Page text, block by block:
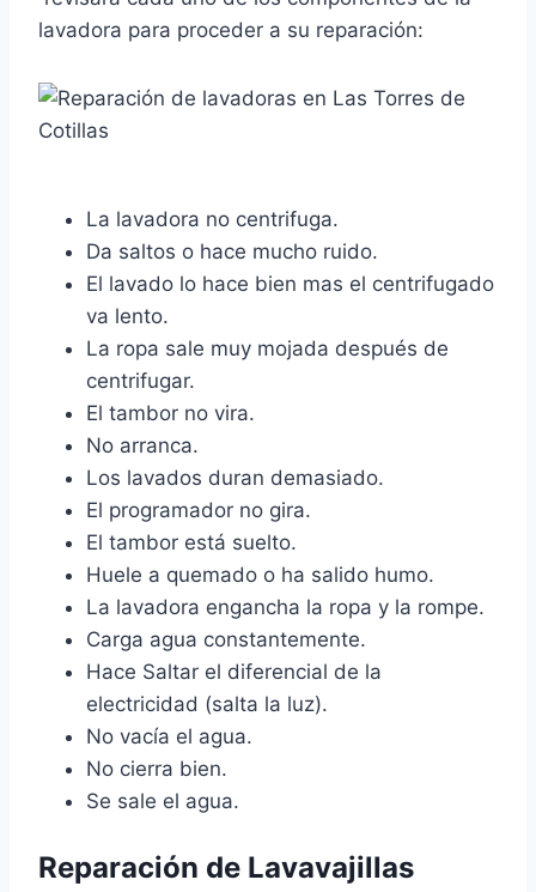
lavadora para proceder a su reparación:
La lavadora no centrifuga.
Da saltos o hace mucho ruido.
El lavado lo hace bien mas el centrifugado
va lento.
La ropa sale muy mojada después de
centrifugar.
El tambor no vira.
No arranca.
Los lavados duran demasiado.
El programador no gira.
El tambor está suelto.
Huele a quemado o ha salido humo.
La lavadora engancha la ropa y la rompe.
Carga agua constantemente.
Hace Saltar el diferencial de la
electricidad (salta la luz).
No vacía el agua.
No cierra bien.
Se sale el agua.
Reparación de Lavavajillas